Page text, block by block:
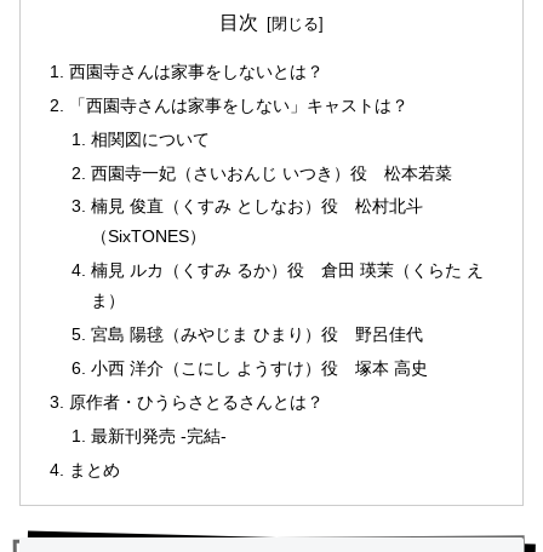
目次
西園寺さんは家事をしないとは？
「西園寺さんは家事をしない」キャストは？
相関図について
西園寺一妃（さいおんじ いつき）役 松本若菜
楠見 俊直（くすみ としなお）役 松村北斗
（SixTONES）
楠見 ルカ（くすみ るか）役 倉田 瑛茉（くらた え
ま）
宮島 陽毬（みやじま ひまり）役 野呂佳代
小西 洋介（こにし ようすけ）役 塚本 高史
原作者・ひうらさとるさんとは？
最新刊発売 -完結-
まとめ